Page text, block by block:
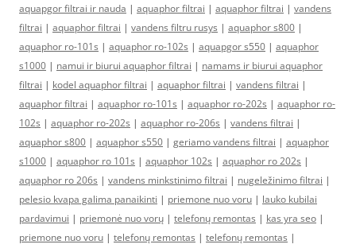
aquapgor filtrai ir nauda | aquaphor filtrai | aquaphor filtrai | vandens
filtrai | aquaphor filtrai | vandens filtru rusys | aquaphor s800 |
aquaphor ro-101s | aquaphor ro-102s | aquapgor s550 | aquaphor
s1000 | namui ir biurui aquaphor filtrai | namams ir biurui aquaphor
filtrai | kodel aquaphor filtrai | aquaphor filtrai | vandens filtrai |
aquaphor filtrai | aquaphor ro-101s | aquaphor ro-202s | aquaphor ro-
102s | aquaphor ro-202s | aquaphor ro-206s | vandens filtrai |
aquaphor s800 | aquaphor s550 | geriamo vandens filtrai | aquaphor
s1000 | aquaphor ro 101s | aquaphor 102s | aquaphor ro 202s |
aquaphor ro 206s | vandens minkstinimo filtrai | nugeležinimo filtrai |
pelesio kvapa galima panaikinti | priemone nuo voru | lauko kubilai
pardavimui | priemonė nuo vorų | telefonų remontas | kas yra seo |
priemone nuo voru | telefonų remontas | telefonų remontas |